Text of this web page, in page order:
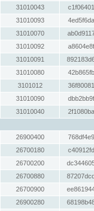
31010043
31010093
31010070
31010092
31010091
31010080
3101012
31010090
31010040
26900400
26700180
26700200
26700880
26700900
26900280